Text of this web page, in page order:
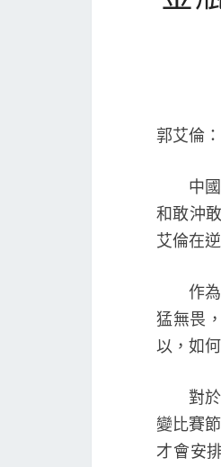
郭艾倫
中國
和敢沖
艾倫在
作為
猛無畏
以，如
對於
變比賽
才會安